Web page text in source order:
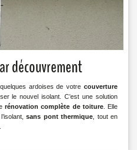
découvrement
ardoises de votre couverture
le nouvel isolant. C’est une solution
rénovation complète de toiture. Elle
sans pont thermique , tout en